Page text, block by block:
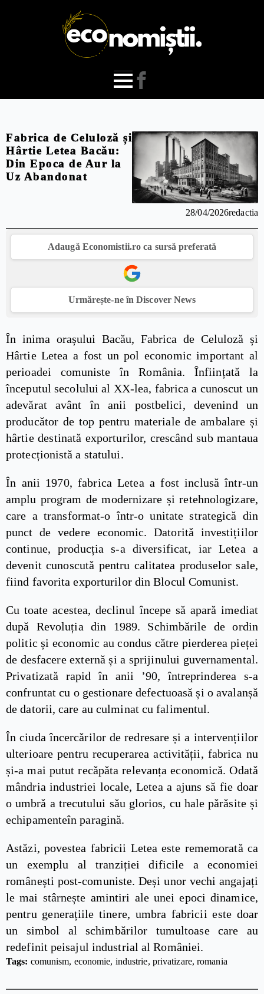
Fabrica de Celuloză și
Hârtie Letea Bacău:
Din Epoca de Aur la
Uz Abandonat
28/04/2026redactia
Adaugă Economistii.ro ca sursă preferată
Urmărește-ne în Discover News
În inima orașului Bacău, Fabrica de Celuloză și
Hârtie Letea a fost un pol economic important al
perioadei comuniste în România. Înființată la
începutul secolului al XX-lea, fabrica a cunoscut un
adevărat avânt în anii postbelici, devenind un
producător de top pentru materiale de ambalare și
hârtie destinată exporturilor, crescând sub mantaua
protecționistă a statului.
În anii 1970, fabrica Letea a fost inclusă într-un
amplu program de modernizare și retehnologizare,
care a transformat-o într-o unitate strategică din
punct de vedere economic. Datorită investițiilor
continue, producția s-a diversificat, iar Letea a
devenit cunoscută pentru calitatea produselor sale,
fiind favorita exporturilor din Blocul Comunist.
Cu toate acestea, declinul începe să apară imediat
după Revoluția din 1989. Schimbările de ordin
politic și economic au condus către pierderea pieței
de desfacere externă și a sprijinului guvernamental.
Privatizată rapid în anii ’90, întreprinderea s-a
confruntat cu o gestionare defectuoasă și o avalanșă
de datorii, care au culminat cu falimentul.
În ciuda încercărilor de redresare și a intervențiilor
ulterioare pentru recuperarea activității, fabrica nu
și-a mai putut recăpăta relevanța economică. Odată
mândria industriei locale, Letea a ajuns să fie doar
o umbră a trecutului său glorios, cu hale părăsite și
echipamenteîn paragină.
Astăzi, povestea fabricii Letea este rememorată ca
un exemplu al tranziției dificile a economiei
românești post-comuniste. Deși unor vechi angajați
le mai stârnește amintiri ale unei epoci dinamice,
pentru generațiile tinere, umbra fabricii este doar
un simbol al schimbărilor tumultoase care au
redefinit peisajul industrial al României.
Tags: comunism economie industrie privatizare romania